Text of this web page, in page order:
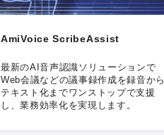
AmiVoice ScribeAssist
最新のAI音声認識ソリューションで
Web会議などの議事録作成を録音から
テキスト化までワンストップで支援
し、業務効率化を実現します。